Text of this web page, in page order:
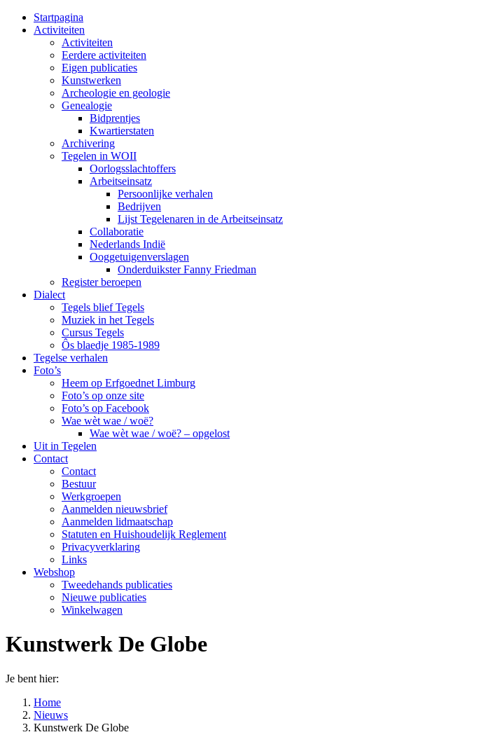
Startpagina
Activiteiten
Activiteiten
Eerdere activiteiten
Eigen publicaties
Kunstwerken
Archeologie en geologie
Genealogie
Bidprentjes
Kwartierstaten
Archivering
Tegelen in WOII
Oorlogsslachtoffers
Arbeitseinsatz
Persoonlijke verhalen
Bedrijven
Lijst Tegelenaren in de Arbeitseinsatz
Collaboratie
Nederlands Indië
Ooggetuigenverslagen
Onderduikster Fanny Friedman
Register beroepen
Dialect
Tegels blief Tegels
Muziek in het Tegels
Cursus Tegels
Ôs blaedje 1985-1989
Tegelse verhalen
Foto’s
Heem op Erfgoednet Limburg
Foto’s op onze site
Foto’s op Facebook
Wae wèt wae / woë?
Wae wèt wae / woë? – opgelost
Uit in Tegelen
Contact
Contact
Bestuur
Werkgroepen
Aanmelden nieuwsbrief
Aanmelden lidmaatschap
Statuten en Huishoudelijk Reglement
Privacyverklaring
Links
Webshop
Tweedehands publicaties
Nieuwe publicaties
Winkelwagen
Kunstwerk De Globe
Je bent hier:
Home
Nieuws
Kunstwerk De Globe